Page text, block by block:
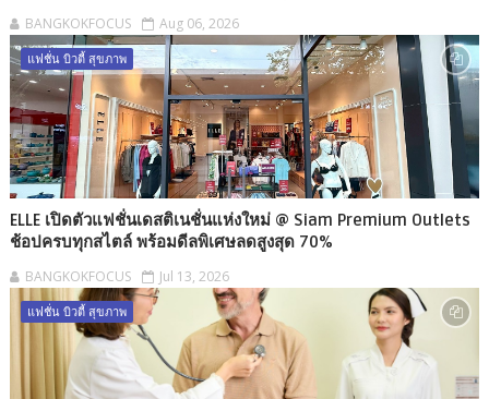
BANGKOKFOCUS Aug 06, 2026
แฟชั่น บิวตี้ สุขภาพ
ELLE เปิดตัวแฟชั่นเดสติเนชั่นแห่งใหม่ @ Siam Premium Outlets
ช้อปครบทุกสไตล์ พร้อมดีลพิเศษลดสูงสุด 70%
BANGKOKFOCUS Jul 13, 2026
แฟชั่น บิวตี้ สุขภาพ